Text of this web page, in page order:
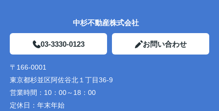
中杉不動産株式会社
03-3330-0123 お問い合わせ
〒166-0001
東京都杉並区阿佐谷北１丁目36-9
営業時間： 10：00～18：00
定休日： 年末年始